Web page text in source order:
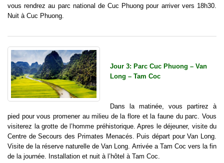
vous rendrez au parc national de Cuc Phuong pour arriver vers 18h30.
Nuit à Cuc Phuong.
Jour 3: Parc Cuc Phuong – Van
Long – Tam Coc
Dans la matinée, vous partirez à
pied pour vous promener au milieu de la flore et la faune du parc. Vous
visiterez la grotte de l’homme préhistorique. Apres le déjeuner, visite du
Centre de Secours des Primates Menacés. Puis départ pour Van Long.
Visite de la réserve naturelle de Van Long. Arrivée a Tam Coc vers la fin
de la journée. Installation et nuit à l’hôtel à Tam Coc.